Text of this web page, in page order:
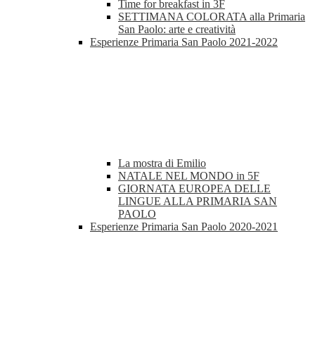
Time for breakfast in 3F
SETTIMANA COLORATA alla Primaria
San Paolo: arte e creatività
Esperienze Primaria San Paolo 2021-2022
La mostra di Emilio
NATALE NEL MONDO in 5F
GIORNATA EUROPEA DELLE
LINGUE ALLA PRIMARIA SAN
PAOLO
Esperienze Primaria San Paolo 2020-2021